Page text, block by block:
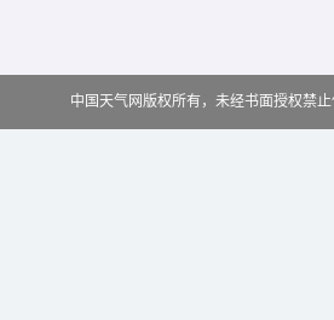
中国天气网版权所有，未经书面授权